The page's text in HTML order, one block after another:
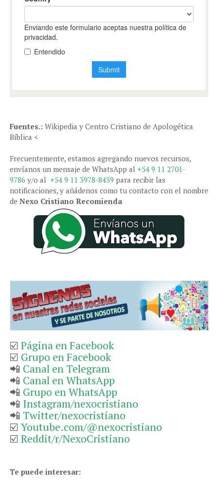
Fuentes.: Wikipedia y Centro Cristiano de Apologética
Bíblica <
Frecuentemente, estamos agregando nuevos recursos,
envíanos un mensaje de WhatsApp al +54 9 11 2701-
9786 y/o al +54 9 11 3978-8439 para recibir las
notificaciones, y añádenos como tu contacto con el nombre
de Nexo Cristiano Recomienda
☑️ Página en Facebook
☑️ Grupo en Facebook
📲 Canal en Telegram
📲 Canal en WhatsApp
📲 Grupo en WhatsApp
📲 Instagram/nexocristiano
📲 Twitter/nexocristiano
☑️ Youtube.com/@nexocristiano
☑️ Reddit/r/NexoCristiano
Te puede interesar: